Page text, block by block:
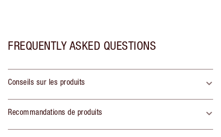
FREQUENTLY ASKED QUESTIONS
Conseils sur les produits
Recommandations de produits